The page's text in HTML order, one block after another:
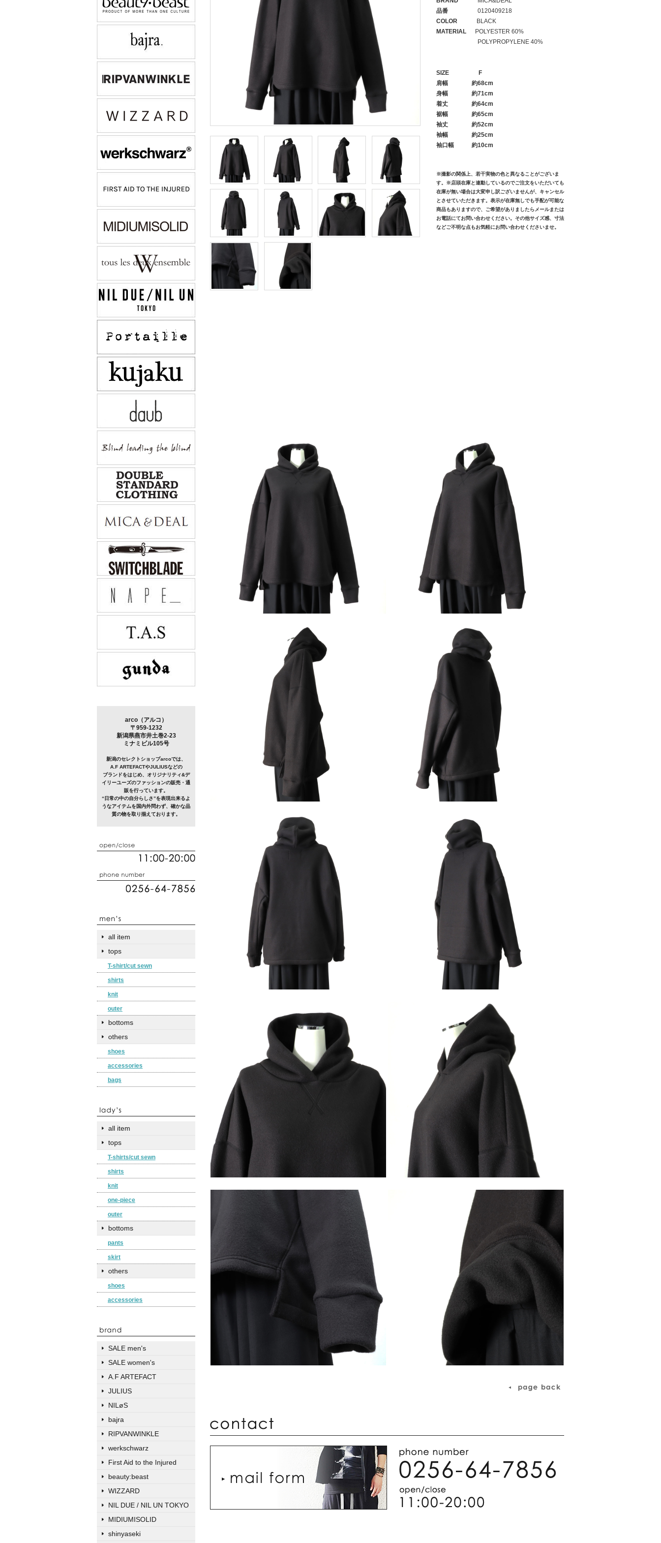
品番 0120409218
COLOR BLACK
MATERIAL POLYESTER 60%
POLYPROPYLENE 40%
SIZE
F
肩幅 約68cm
身幅 約71cm
着丈 約64cm
裾幅 約65cm
袖丈 約52cm
袖幅 約25cm
袖口幅 約10cm
※撮影の関係上、若干実物の色と異なることがございま
す。※店頭在庫と連動しているのでご注文をいただいても
在庫が無い場合は大変申し訳ございませんが、キャンセル
とさせていただきます。表示が在庫無しでも手配が可能な
商品もありますので、ご希望がありましたらメールまたは
お電話にてお問い合わせください。その他サイズ感、寸法
などご不明な点もお気軽にお問い合わせくださいませ。
arco（アルコ）
〒959-1232
新潟県燕市井土巻2-23
ミナミビル105号
新潟のセレクトショップarcoでは、
A.F ARTEFACTやJULIUSなどの
ブランドをはじめ、オリジナリティ&デ
イリーユーズのファッションの販売・通
販を行っています。
“日常の中の自分らしさ”を表現出来るよ
うなアイテムを国内外問わず、確かな品
質の物を取り揃えております。
all item
tops
T-shirt/cut sewn
shirts
knit
outer
bottoms
others
shoes
accessories
bags
all item
tops
T-shirts/cut sewn
shirts
knit
one-piece
outer
bottoms
pants
skirt
others
shoes
accessories
SALE men's
SALE women's
A.F ARTEFACT
JULIUS
NILøS
bajra
RIPVANWINKLE
werkschwarz
First Aid to the Injured
beauty:beast
WIZZARD
NIL DUE / NIL UN TOKYO
MIDIUMISOLID
shinyaseki